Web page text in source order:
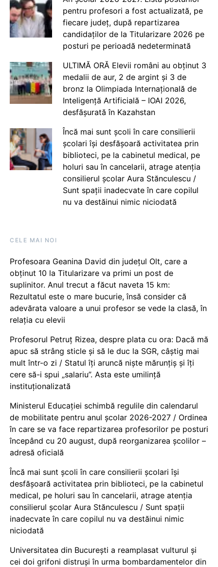
pentru profesori a fost actualizată, pe
fiecare județ, după repartizarea
candidaților de la Titularizare 2026 pe
posturi pe perioadă nedeterminată
ULTIMĂ ORĂ Elevii români au obținut 3
medalii de aur, 2 de argint și 3 de
bronz la Olimpiada Internațională de
Inteligență Artificială – IOAI 2026,
desfășurată în Kazahstan
Încă mai sunt școli în care consilierii
școlari își desfășoară activitatea prin
biblioteci, pe la cabinetul medical, pe
holuri sau în cancelarii, atrage atenția
consilierul școlar Aura Stănculescu /
Sunt spații inadecvate în care copilul
nu va destăinui nimic niciodată
CELE MAI NOI
Profesoara Geanina David din județul Olt, care a
obținut 10 la Titularizare va primi un post de
suplinitor. Anul trecut a făcut naveta 15 km:
Rezultatul este o mare bucurie, însă consider că
adevărata valoare a unui profesor se vede la clasă, în
relația cu elevii
Profesorul Petruț Rizea, despre plata cu ora: Dacă mă
apuc să strâng sticle și să le duc la SGR, câștig mai
mult într-o zi / Statul îți aruncă niște mărunțiș și îți
cere să-i spui „salariu”. Asta este umilință
instituționalizată
Ministerul Educației schimbă regulile din calendarul
de mobilitate pentru anul școlar 2026-2027 / Ordinea
în care se va face repartizarea profesorilor pe posturi
începând cu 20 august, după reorganizarea școlilor –
adresă oficială
Încă mai sunt școli în care consilierii școlari își
desfășoară activitatea prin biblioteci, pe la cabinetul
medical, pe holuri sau în cancelarii, atrage atenția
consilierul școlar Aura Stănculescu / Sunt spații
inadecvate în care copilul nu va destăinui nimic
niciodată
Universitatea din București a reamplasat vulturul și
cei doi grifoni distruși în urma bombardamentelor din